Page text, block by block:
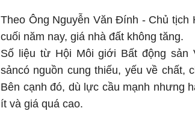
Theo Ông Nguyễn Văn Đính - Chủ
cuối năm nay, giá nhà đất không tăng.
Số liệu từ Hội Môi giới Bất động sản
sảncó nguồn cung thiếu, yếu về chất,
Bên cạnh đó, dù lực cầu mạnh nhưng
ít và giá quá cao.